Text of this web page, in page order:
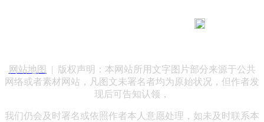
网站地图
| 版权声明：本网站所用文字图片部分来源于公共
网络或者素材网站，凡图文未署名者均为原始状况，但作者发
现后可告知认领，
我们仍会及时署名或依照作者本人意愿处理，如未及时联系本